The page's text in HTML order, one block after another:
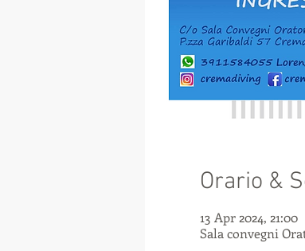
Orario &
13 Apr 2024, 21:00
Sala convegni